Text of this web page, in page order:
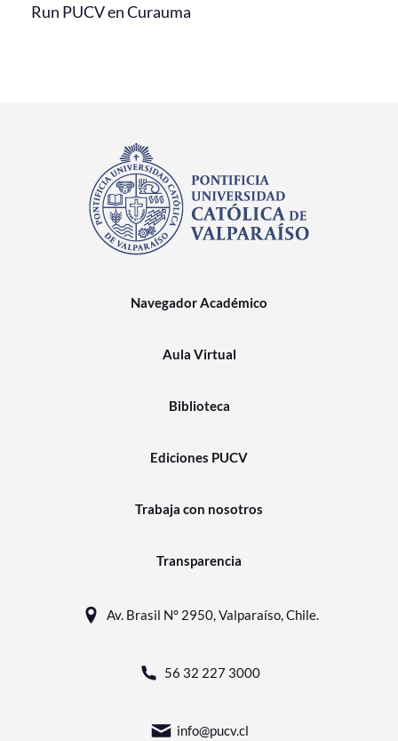
Run PUCV en Curauma
Navegador Académico
Aula Virtual
Biblioteca
Ediciones PUCV
Trabaja con nosotros
Transparencia
Av. Brasil N° 2950, Valparaíso, Chile.
56 32 227 3000
info@pucv.cl